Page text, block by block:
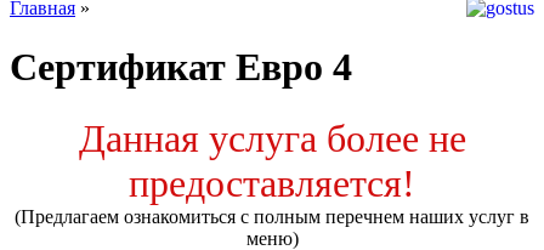
Главная »
Cертификат Евро 4
Данная услуга более не
предоставляется!
(Предлагаем ознакомиться с полным перечнем наших услуг в
меню)